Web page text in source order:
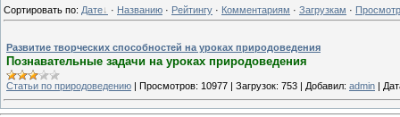
Сортировать по: Дате · Названию · Рейтингу · Комментариям · Загрузкам ·
Развитие творческих способностей на уроках природоведения
Познавательные задачи на уроках природоведения
Статьи по природоведению Просмотров: 10977 Загрузок: 753 Добавил: admin